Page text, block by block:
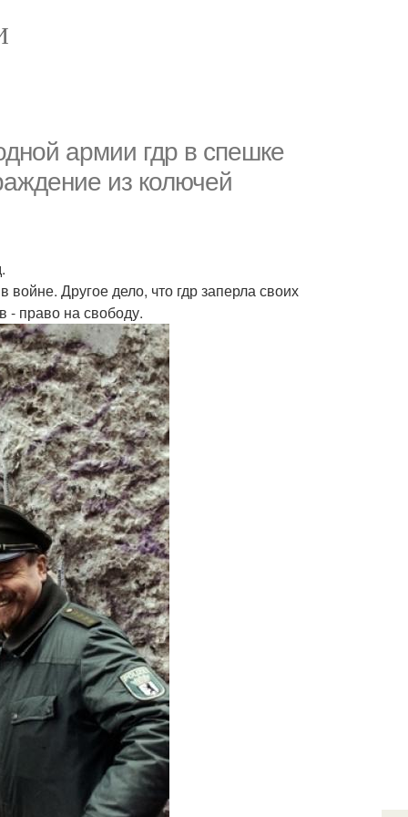
армии гдр в спешке
из колючей
Другое дело, что гдр заперла своих
- право на свободу.